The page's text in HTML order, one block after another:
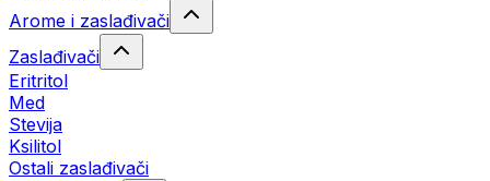
Arome i zaslađivači
Zaslađivači
Eritritol
Med
Stevija
Ksilitol
Ostali zaslađivači